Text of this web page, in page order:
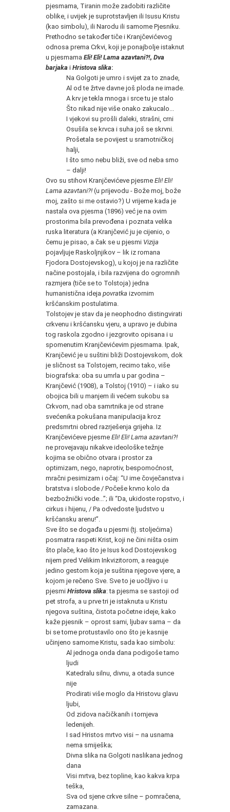
pjesmama, Tiranin može zadobiti različite
oblike, i uvijek je suprotstavljen ili Isusu Kristu
(kao simbolu), ili Narodu ili samome Pjesniku.
Prethodno se također tiče i Kranjčevićevog
odnosa prema Crkvi, koji je ponajbolje istaknut
u pjesmama Eli! Eli! Lama azavtani?!, Dva
barjaka i Hristova slika:
Na Golgoti je umro i svijet za to znade,
Al od te žrtve davne još ploda ne imade.
A krv je tekla mnoga i srce tu je stalo
Što nikad nije više onako zakucalo...
I vjekovi su prošli daleki, strašni, crni
Osušila se krvca i suha još se skrvni.
Prošetala se povijest u sramotničkoj
halji,
I što smo nebu bliži, sve od neba smo
– dalji!
Ovo su stihovi Kranjčevićeve pjesme Eli! Eli!
Lama azavtani?! (u prijevodu - Bože moj, bože
moj, zašto si me ostavio?) U vrijeme kada je
nastala ova pjesma (1896) već je na ovim
prostorima bila prevođena i poznata velika
ruska literatura (a Kranjčević ju je cijenio, o
čemu je pisao, a čak se u pjesmi Vizija
pojavljuje Raskoljnjikov – lik iz romana
Fjodora Dostojevskog), u kojoj je na različite
načine postojala, i bila razvijena do ogromnih
razmjera (tiče se to Tolstoja) jedna
humanistična ideja povratka izvornim
kršćanskim postulatima.
Tolstojev je stav da je neophodno distingvirati
crkvenu i kršćansku vjeru, a upravo je dubina
tog raskola zgodno i jezgrovito opisana i u
spomenutim Kranjčevićevim pjesmama. Ipak,
Kranjčević je u suštini bliži Dostojevskom, dok
je sličnost sa Tolstojem, recimo tako, više
biografska: oba su umrla u par godina –
Kranjčević (1908), a Tolstoj (1910) – i iako su
obojica bili u manjem ili većem sukobu sa
Crkvom, nad oba samrtnika je od strane
svećenika pokušana manipulacija kroz
predsmrtni obred razrješenja grijeha. Iz
Kranjčevićeve pjesme Eli! Eli! Lama azavtani?!
ne provejavaju nikakve ideološke težnje
kojima se obično otvara i prostor za
optimizam, nego, naprotiv, bespomoćnost,
mračni pesimizam i očaj: “U ime čovječanstva i
bratstva i slobode / Počeše krvno kolo da
bezbožnički vode...”; ili “Da, ukidoste ropstvo, i
cirkus i hijenu, / Pa odvedoste ljudstvo u
kršćansku arenu!”.
Sve što se događa u pjesmi (tj. stoljećima)
posmatra raspeti Krist, koji ne čini ništa osim
što plače, kao što je Isus kod Dostojevskog
nijem pred Velikim Inkvizitorom, a reaguje
jedino gestom koja je suština njegove vjere, a
kojom je rečeno Sve. Sve to je uočljivo i u
pjesmi Hristova slika: ta pjesma se sastoji od
pet strofa, a u prve tri je istaknuta u Kristu
njegova suština, čistota početne ideje, kako
kaže pjesnik – oprost sami, ljubav sama – da
bi se tome protustavilo ono što je kasnije
učinjeno samome Kristu, sada kao simbolu:
Al jednoga onda dana podigoše tamo
ljudi
Katedralu silnu, divnu, a otada sunce
nije
Prodirati više moglo da Hristovu glavu
ljubi,
Od zidova načičkanih i tornjeva
ledenijeh.
I sad Hristos mrtvo visi – na usnama
nema smiješka;
Divna slika na Golgoti naslikana jednog
dana
Visi mrtva, bez topline, kao kakva krpa
teška,
Sva od sjene crkve silne – pomračena,
zamazana.